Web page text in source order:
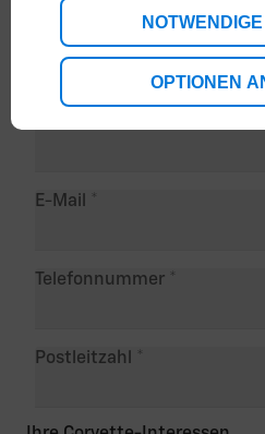
OPTIONEN
Kontaktinformationen
Vorname
E-Mail
Telefonnummer
Postleitzahl